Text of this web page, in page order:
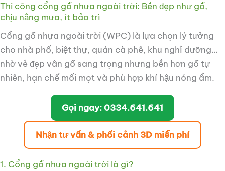
Thi công cổng gỗ nhựa ngoài trời: Bền đẹp như gỗ,
chịu nắng mưa, ít bảo trì
Cổng gỗ nhựa ngoài trời (WPC) là lựa chọn lý tưởng
cho nhà phố, biệt thự, quán cà phê, khu nghỉ dưỡng…
nhờ vẻ đẹp vân gỗ sang trọng nhưng bền hơn gỗ tự
nhiên, hạn chế mối mọt và phù hợp khí hậu nóng ẩm.
Gọi ngay: 0334.641.641
Nhận tư vấn & phối cảnh 3D miễn phí
1. Cổng gỗ nhựa ngoài trời là gì?